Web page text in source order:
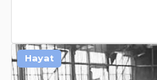
Hayat